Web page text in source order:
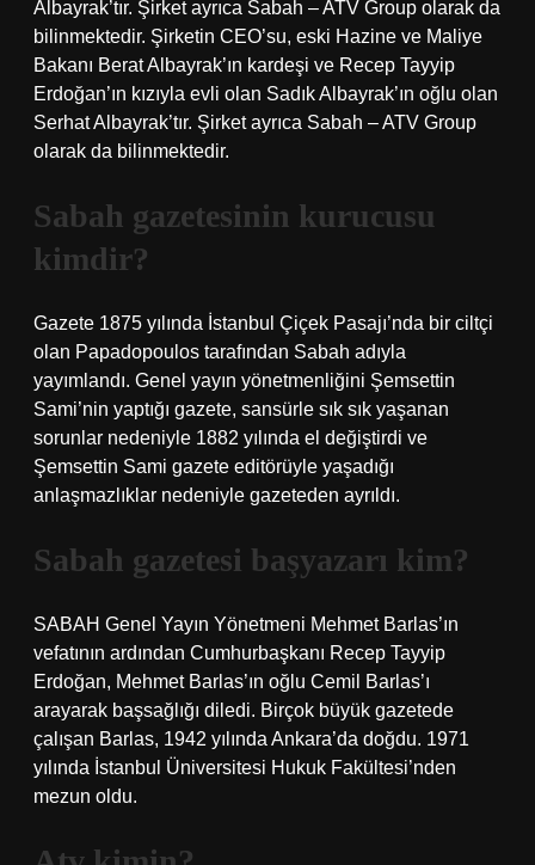
Albayrak’tır. Şirket ayrıca Sabah – ATV Group olarak da
bilinmektedir. Şirketin CEO’su, eski Hazine ve Maliye
Bakanı Berat Albayrak’ın kardeşi ve Recep Tayyip
Erdoğan’ın kızıyla evli olan Sadık Albayrak’ın oğlu olan
Serhat Albayrak’tır. Şirket ayrıca Sabah – ATV Group
olarak da bilinmektedir.
Sabah gazetesinin kurucusu
kimdir?
Gazete 1875 yılında İstanbul Çiçek Pasajı’nda bir ciltçi
olan Papadopoulos tarafından Sabah adıyla
yayımlandı. Genel yayın yönetmenliğini Şemsettin
Sami’nin yaptığı gazete, sansürle sık sık yaşanan
sorunlar nedeniyle 1882 yılında el değiştirdi ve
Şemsettin Sami gazete editörüyle yaşadığı
anlaşmazlıklar nedeniyle gazeteden ayrıldı.
Sabah gazetesi başyazarı kim?
SABAH Genel Yayın Yönetmeni Mehmet Barlas’ın
vefatının ardından Cumhurbaşkanı Recep Tayyip
Erdoğan, Mehmet Barlas’ın oğlu Cemil Barlas’ı
arayarak başsağlığı diledi. Birçok büyük gazetede
çalışan Barlas, 1942 yılında Ankara’da doğdu. 1971
yılında İstanbul Üniversitesi Hukuk Fakültesi’nden
mezun oldu.